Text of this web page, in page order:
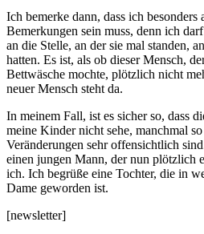
Ich bemerke dann, dass ich besonders
Bemerkungen sein muss, denn ich
an die Stelle, an der sie mal standen,
hatten. Es ist, als ob dieser Mensch,
Bettwäsche mochte, plötzlich nicht
neuer Mensch steht da.
In meinem Fall, ist es sicher so, dass
meine Kinder nicht sehe, manchmal
Veränderungen sehr offensichtlich
einen jungen Mann, der nun plötzlich
ich. Ich begrüße eine Tochter, die in
Dame geworden ist.
[newsletter]